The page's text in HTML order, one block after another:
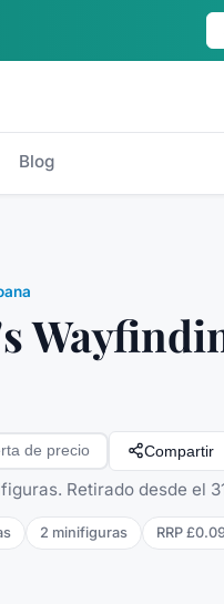
Blog
de precio Compartir
Retirado desde el
2 minifiguras RRP